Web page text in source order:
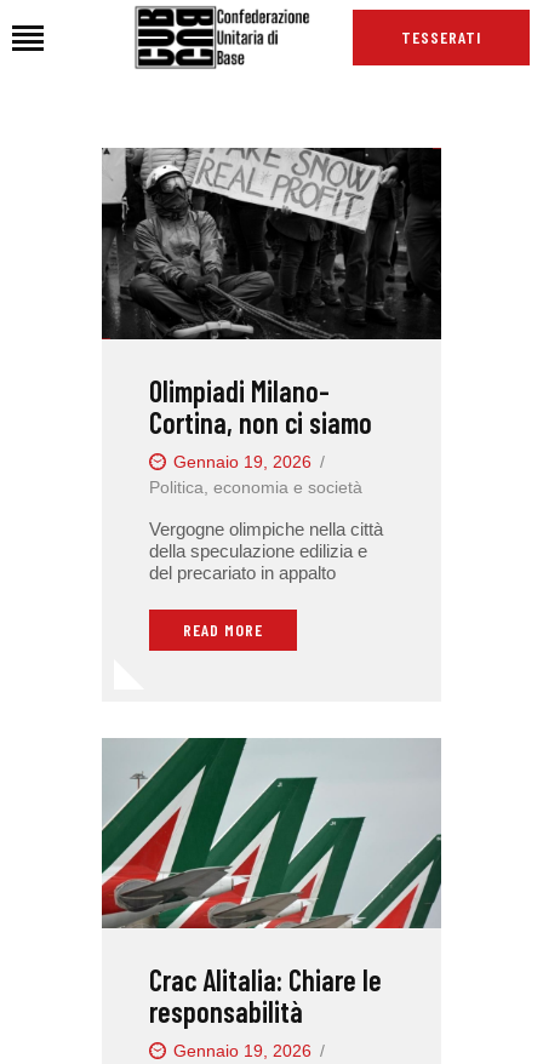
TESSERATI
HOME
CHI SIAMO
SEDI
NEWS
PODCAST CUB
INTERNAZIONALE
RASSEGNA STAMPA
Olimpiadi Milano-
Cortina, non ci siamo
Gennaio 19, 2026
Politica, economia e società
Vergogne olimpiche nella città
della speculazione edilizia e
del precariato in appalto
READ MORE
Crac Alitalia: Chiare le
responsabilità
Gennaio 19, 2026